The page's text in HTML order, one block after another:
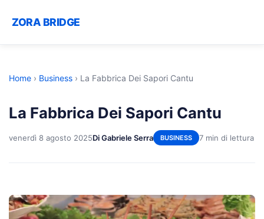
ZORA BRIDGE
Home › Business › La Fabbrica Dei Sapori Cantu
La Fabbrica Dei Sapori Cantu
venerdì 8 agosto 2025Di Gabriele Serra BUSINESS 7 min di lettura